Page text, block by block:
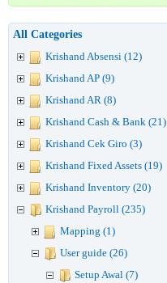
All Categories
Krishand Absensi (12)
Krishand AP (9)
Krishand AR (8)
Krishand Cash & Bank (21)
Krishand Cek Giro (3)
Krishand Fixed Assets (19)
Krishand Inventory (20)
Krishand Payroll (235)
Mapping (1)
User guide (26)
Setup Awal (7)